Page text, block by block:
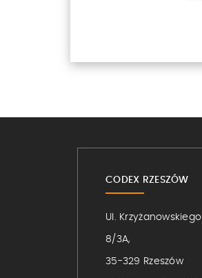
CODEX RZESZÓW
Ul. Krzyżanowskiego
8/3A,
35-329 Rzeszów